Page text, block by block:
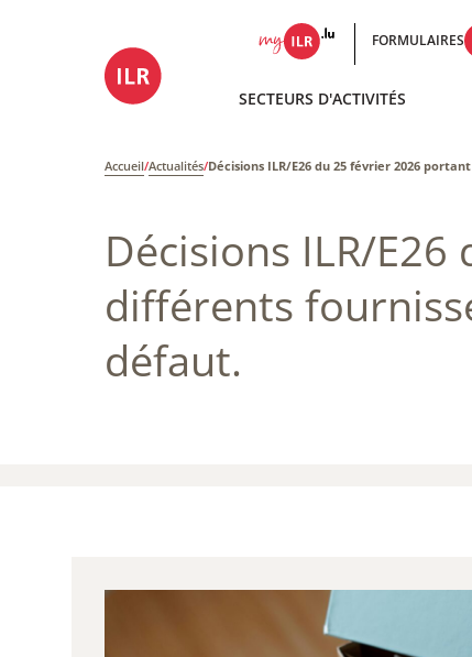
FORMULAIRES
SECTEURS D'ACTIVITÉS
Accueil/Actualités/Décisions ILR/E26 du 25 février 2026
Décisions ILR/
différents
défaut.